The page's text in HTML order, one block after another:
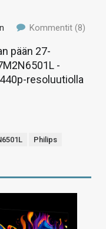
Kommentit (8)
pään 27-
-
resoluutiolla
Philips